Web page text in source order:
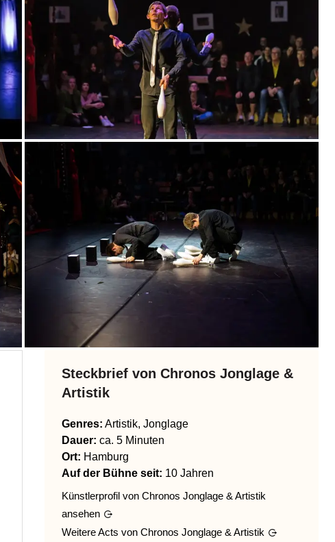
Steckbrief von Chronos Jonglage &
Artistik
Genres: Artistik, Jonglage
Dauer: ca. 5 Minuten
Ort: Hamburg
Auf der Bühne seit: 10 Jahren
Künstlerprofil von Chronos Jonglage & Artistik
ansehen
Weitere Acts von Chronos Jonglage & Artistik